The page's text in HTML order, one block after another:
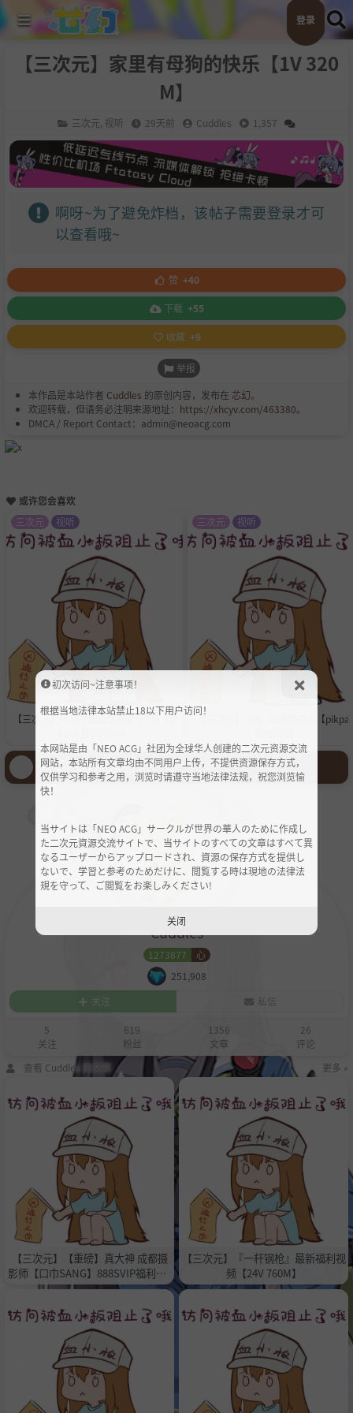
登录
【三次元】家里有母狗的快乐【1V 320
M】
三次元 视听 29天前 Cuddles 1,357
啊呀~为了避免炸档，该帖子需要登录才可
以查看哦~
赞 +40
下载 +55
收藏 +9
举报
本作品是本站作者 Cuddles 的原创内容，发布在 芯幻。
欢迎转载，但请务必注明来源地址： https://xhcyv.com/463380。
DMCA / Report Contact：admin@neoacg.com
或许您会喜欢
【三次元】梓怡学妹合集更新至7月【pi
三次元 视听
【三次元】仪玄_旗袍黑白丝【
三次元 视听
登录后才能发言哦！
Cuddles
1273877
心
251,908
关注
私信
5
关注
619
粉丝
1356
文章
26
评论
查看 Cuddles 的文章
更多 »
【三次元】【重磅】真大神 成都摄
影师【口巾SANG】888SVIP福利【1
V 970M】
【三次元】『一杆钢枪』最新福利视
频【24V 760M】
初次访问~注意事项！
根据当地法律本站禁止18以下用户访问！
本网站是由「NEO ACG」社团为全球华人创建的二次元资源交流
网站，本站所有文章均由不同用户上传，不提供资源保存方式，
仅供学习和参考之用，浏览时请遵守当地法律法规，祝您浏览愉
快！
当サイトは「NEO ACG」サークルが世界の華人のために作成し
た二次元資源交流サイトで、当サイトのすべての文章はすべて異
なるユーザーからアップロードされ、資源の保存方式を提供し
ないで、学習と参考のためだけに、閲覧する時は現地の法律法
規を守って、ご閲覧をお楽しみください!
关闭